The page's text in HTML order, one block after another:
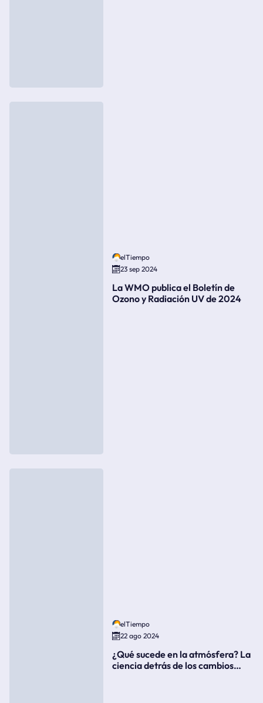
elTiempo
23 sep 2024
La WMO publica el Boletín de
Ozono y Radiación UV de 2024
elTiempo
22 ago 2024
¿Qué sucede en la atmósfera? La
ciencia detrás de los cambios